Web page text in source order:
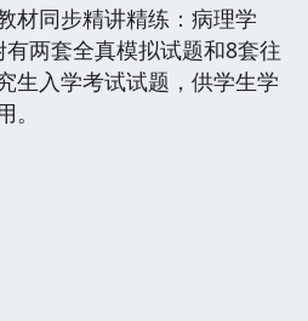
同步精讲精练：病理学
有两套全真模拟试题和8套往
生入学考试试题，供学生学